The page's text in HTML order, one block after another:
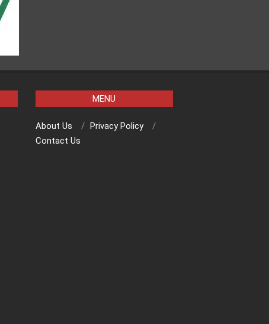
MENU
About Us
Privacy Policy
Contact Us